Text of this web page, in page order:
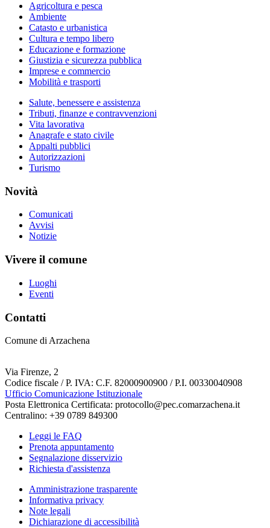
Agricoltura e pesca
Ambiente
Catasto e urbanistica
Cultura e tempo libero
Educazione e formazione
Giustizia e sicurezza pubblica
Imprese e commercio
Mobilità e trasporti
Salute, benessere e assistenza
Tributi, finanze e contravvenzioni
Vita lavorativa
Anagrafe e stato civile
Appalti pubblici
Autorizzazioni
Turismo
Novità
Comunicati
Avvisi
Notizie
Vivere il comune
Luoghi
Eventi
Contatti
Comune di Arzachena
Via Firenze, 2
Codice fiscale / P. IVA: C.F. 82000900900 / P.I. 00330040908
Ufficio Comunicazione Istituzionale
Posta Elettronica Certificata: protocollo@pec.comarzachena.it
Centralino: +39 0789 849300
Leggi le FAQ
Prenota appuntamento
Segnalazione disservizio
Richiesta d'assistenza
Amministrazione trasparente
Informativa privacy
Note legali
Dichiarazione di accessibilità